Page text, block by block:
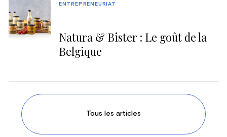
Natura & Bister : Le goût de la
Belgique
ENTREPRENEURIAT
Tous les articles